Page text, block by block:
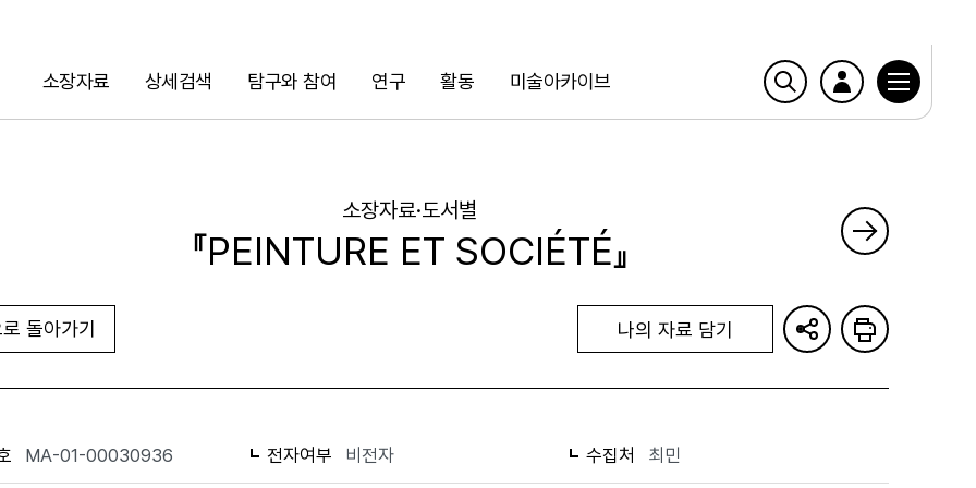
소장자료 상세검색 탐구와 참여 연구 활동 미술아카이브
검색
소장자료·도서별
『PEINTURE ET SOCIÉTÉ』
돌아가기 나의 자료 담기
MA-01-00030936 전자여부 비전자 수집처 최민